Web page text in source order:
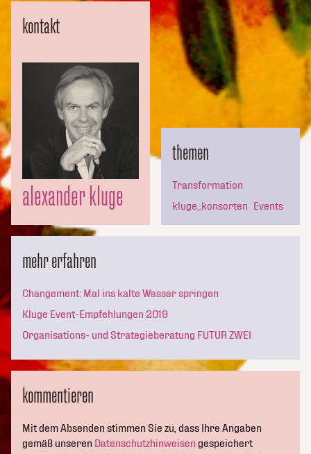
kontakt
alexander kluge
themen
Transformation
kluge_konsorten
Events
mehr erfahren
Changement: Mal ins kalte Wasser springen
Kluge Event-Empfehlungen 2019
Organisations- und Strategieberatung FUTUR ZWEI
kommentieren
Mit dem Absenden stimmen Sie zu, dass Ihre Angaben
gemäß unseren Datenschutzhinweisen gespeichert